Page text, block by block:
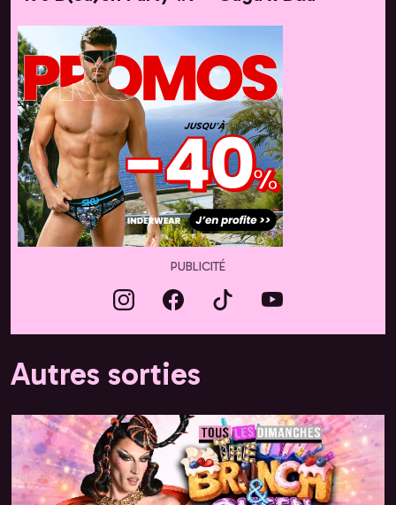
PUBLICITÉ
Autres sorties